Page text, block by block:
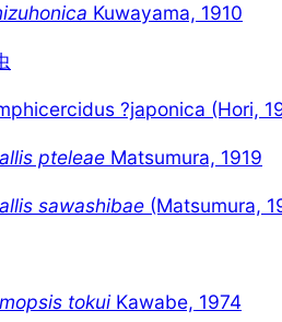
Kuwayama, 1910
?japonica (Hori,
pteleae Matsumura, 1919
sawashibae (Matsumura,
tokuiKawabe, 1974